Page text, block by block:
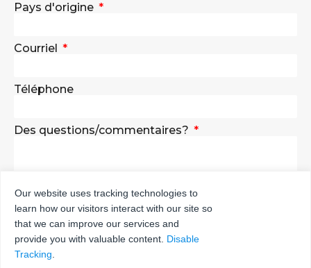
Pays d'origine
Courriel
Téléphone
Des questions/commentaires?
ENVOYER
Our website uses tracking technologies to
learn how our visitors interact with our site so
that we can improve our services and
provide you with valuable content. Disable
Tracking